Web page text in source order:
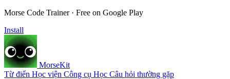
Morse Code Trainer · Free on Google Play
Install
MorseKit
Từ điển Học viện Công cụ Học Câu hỏi thường gặp